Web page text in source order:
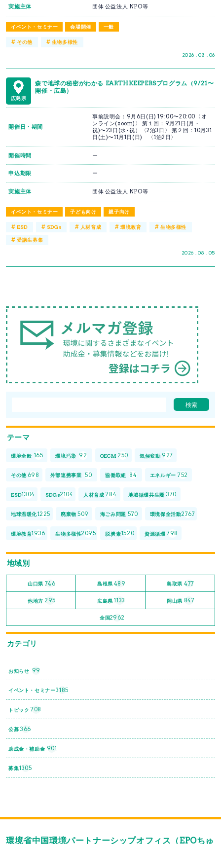
イベント・セミナー 会場開催 一般
2026 . 08 . 06
実施主体 団体 公益法人 NPO等
#その他 # 生物多様性
広島県
森で地球の秘密がわかる EARTHKEEPERSプログラム（9/21〜
開催・広島）
イベント・セミナー 子ども向け 親子向け
2026 . 08 . 05
開催日・期間
事前説明会：9月6日(日) 19:00〜20:00〈オ
ンライン(zoom)〉 第１回：9月21日(月・
祝)〜23日(水･祝）〈2泊3日〉 第２回：10月31
日(土)〜11月1日(日) 〈1泊2日〉
開催時間 ー
申込期限 ー
実施主体 団体 公益法人 NPO等
#ESD # SDGs # 人材育成 # 環境教育 #生物多様性
#受講生募集
テーマ
環境全般 165 環境汚染 92 OECM 250 気候変動 927
その他 698 外部連携事業 50 協働取組 84 エネルギー 752
ESD1304 SDGs2104 人材育成 784 地域循環共生圏 370
地球温暖化1225 廃棄物 509 海ごみ問題 570 環境保全活動2767
環境教育1936 生物多様性2095 脱炭素1520 資源循環 798
地域別
山口県 746 島根県 489 鳥取県 477
他地方 295 広島県 1133 岡山県 847
全国2962
カテゴリ
お知らせ 99
イベント・セミナー3185
トピック 708
公募 366
助成金・補助金 901
募集1305
環境省中国環境パートナーシップオフィス（EPOちゅ